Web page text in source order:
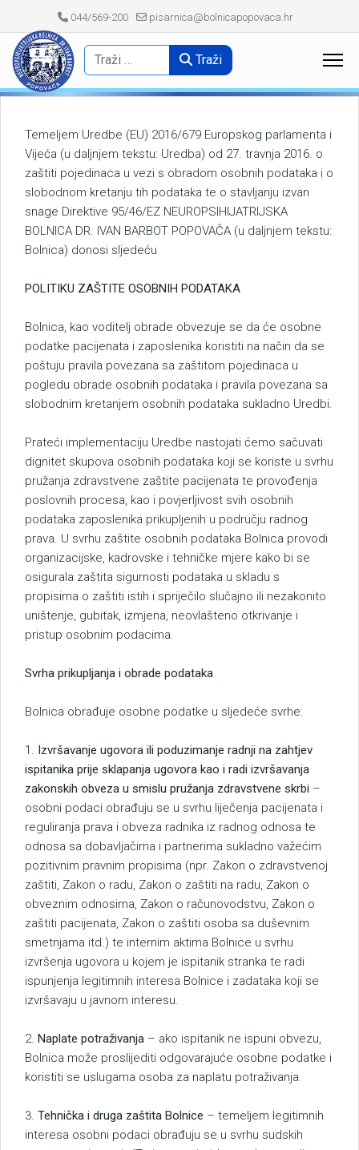
044/569-200 pisarnica@bolnicapopovaca.hr
Traži
Temeljem Uredbe (EU) 2016/679 Europskog parlamenta i
Vijeća (u daljnjem tekstu: Uredba) od 27. travnja 2016. o
zaštiti pojedinaca u vezi s obradom osobnih podataka i o
slobodnom kretanju tih podataka te o stavljanju izvan
snage Direktive 95/46/EZ NEUROPSIHIJATRIJSKA
BOLNICA DR. IVAN BARBOT POPOVAČA (u daljnjem tekstu:
Bolnica) donosi sljedeću
POLITIKU ZAŠTITE OSOBNIH PODATAKA
Bolnica, kao voditelj obrade obvezuje se da će osobne
podatke pacijenata i zaposlenika koristiti na način da se
poštuju pravila povezana sa zaštitom pojedinaca u
pogledu obrade osobnih podataka i pravila povezana sa
slobodnim kretanjem osobnih podataka sukladno Uredbi.
Prateći implementaciju Uredbe nastojati ćemo sačuvati
dignitet skupova osobnih podataka koji se koriste u svrhu
pružanja zdravstvene zaštite pacijenata te provođenja
poslovnih procesa, kao i povjerljivost svih osobnih
podataka zaposlenika prikupljenih u području radnog
prava. U svrhu zaštite osobnih podataka Bolnica provodi
organizacijske, kadrovske i tehničke mjere kako bi se
osigurala zaštita sigurnosti podataka u skladu s
propisima o zaštiti istih i spriječilo slučajno ili nezakonito
uništenje, gubitak, izmjena, neovlašteno otkrivanje i
pristup osobnim podacima.
Svrha prikupljanja i obrade podataka
Bolnica obrađuje osobne podatke u sljedeće svrhe:
1. Izvršavanje ugovora ili poduzimanje radnji na zahtjev
ispitanika prije sklapanja ugovora kao i radi izvršavanja
zakonskih obveza u smislu pružanja zdravstvene skrbi –
osobni podaci obrađuju se u svrhu liječenja pacijenata i
reguliranja prava i obveza radnika iz radnog odnosa te
odnosa sa dobavljačima i partnerima sukladno važećim
pozitivnim pravnim propisima (npr. Zakon o zdravstvenoj
zaštiti, Zakon o radu, Zakon o zaštiti na radu, Zakon o
obveznim odnosima, Zakon o računovodstvu, Zakon o
zaštiti pacijenata, Zakon o zaštiti osoba sa duševnim
smetnjama itd.) te internim aktima Bolnice u svrhu
izvršenja ugovora u kojem je ispitanik stranka te radi
ispunjenja legitimnih interesa Bolnice i zadataka koji se
izvršavaju u javnom interesu.
2. Naplate potraživanja – ako ispitanik ne ispuni obvezu,
Bolnica može proslijediti odgovarajuće osobne podatke i
koristiti se uslugama osoba za naplatu potraživanja.
3. Tehnička i druga zaštita Bolnice – temeljem legitimnih
interesa osobni podaci obrađuju se u svrhu sudskih